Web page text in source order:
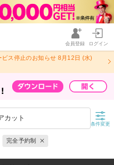
会員登録 ログイン
ス停止のお知らせ 8月12日 (水)
カット
条件変更
完全予約制